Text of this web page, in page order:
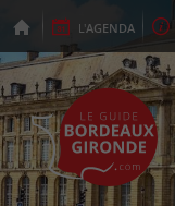
L'AGENDA